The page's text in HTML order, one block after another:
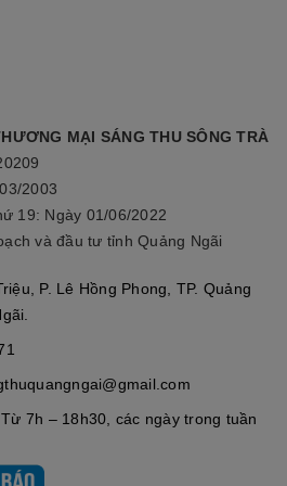
Tử
màn hình LCD hiển thị các thông
xếp đơn giản, dễ đọc giúp người
MẠI SÁNG THU SÔNG TRÀ
2003
19: Ngày 01/06/2022
và đầu tư tỉnh Quảng Ngãi
P. Lê Hồng Phong, TP. Quảng
7h – 18h30, các ngày trong tuần